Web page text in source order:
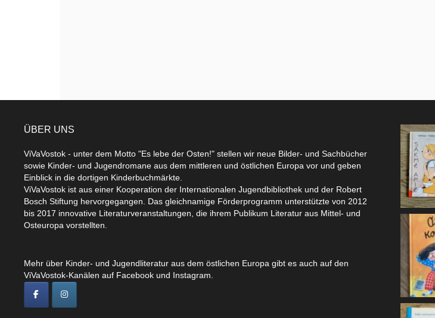
ÜBER UNS
ViVaVostok - unter dem Motto "Es lebe der Osten!" stellen wir neue Bilder- und Sachbücher
sowie Kinder- und Jugendromane aus dem mittleren und östlichen Europa vor und geben
Einblick in die dortigen Kinderbuchmärkte.
ViVaVostok ist aus einer Kooperation der Internationalen Jugendbibliothek und der Robert
Bosch Stiftung hervorgegangen. Das gleichnamige Förderprogramm unterstützte von 2012
bis 2017 innovative Literaturveranstaltungen, die ihrem Publikum Literatur aus Mittel- und
Osteuropa vorstellten.
Mehr über Kinder- und Jugendliteratur aus dem östlichen Europa gibt es auch auf den
ViVaVostok-Kanälen auf Facebook und Instagram.